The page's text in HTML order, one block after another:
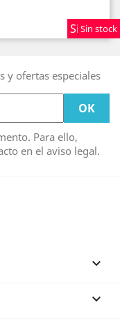
Sin stock
Sin stock
Sin stock
y ofertas especiales
Para ello,
en el aviso legal.

